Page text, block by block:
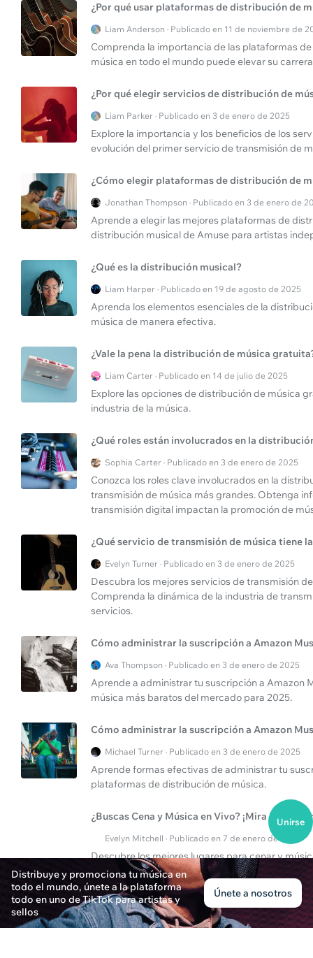
¿Por qué usar plataformas de distribución de
Liam Anderson · Publicado en 11 de noviembre de
Comprenda la importancia de las plataformas
música en todo el mundo puede elevar su
¿Por qué elegir servicios de distribución de
Liam Parker · Publicado en 3 de enero de 2025
Explore la importancia y los beneficios de los
evolución del primer servicio de transmisión de
¿Cómo elegir plataformas de distribución de
Jonathan Thompson · Publicado en 3 de enero de
Aprende a elegir las mejores plataformas de
distribución musical de Amuse para artistas
¿Qué es la distribución musical?
Liam Harper · Publicado en 19 de agosto de 2025
Aprenda los elementos esenciales de la
música de manera efectiva.
¿Vale la pena la distribución de música
Liam Carter · Publicado en 14 de julio de 2025
Explore las opciones de distribución de música
industria de la música.
¿Qué roles están involucrados en la
Sophia Carter · Publicado en 3 de enero de 2025
Conozca los roles clave involucrados en la
transmisión de música más grandes. Obtenga
transmisión digital impactan la promoción de
¿Qué servicio de transmisión de música tiene
Evelyn Turner · Publicado en 3 de enero de 2025
Descubra los mejores servicios de transmisión
Comprenda la dinámica de la industria de
servicios.
Cómo administrar la suscripción a Amazon
Ava Thompson · Publicado en 3 de enero de 2025
Aprende a administrar tu suscripción a Amazon
música más baratos del mercado para 2025.
Cómo administrar la suscripción a Amazon
Michael Turner · Publicado en 3 de enero de 2025
Aprende formas efectivas de administrar tu
plataformas de distribución de música.
¿Buscas Cena y Música en Vivo? ¡Mira Estas
Evelyn Mitchell · Publicado en 7 de enero de 2025
Descubre los mejores lugares para cenar y
actuaciones de música en vivo para una noche
Distribuye y promociona tu música en
todo el mundo, únete a la plataforma
todo en uno de TikTok para artistas y
sellos
Únete a nosotros
Unirse